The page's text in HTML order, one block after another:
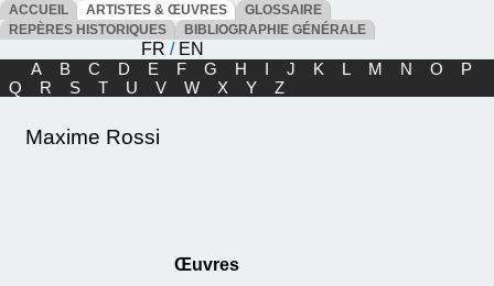
ACCUEIL ARTISTES & ŒUVRES
GLOSSAIRE
REPÈRES HISTORIQUES
BIBLIOGRAPHIE GÉNÉRALE
FR / EN
A
B C D E F G H I J K L M N O
P
Q
R S T U V W X Y Z